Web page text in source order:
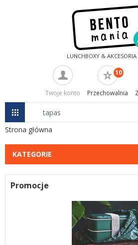
LUNCHBOXY &
Twoje konto
10
Przechowalnia
Strona główna
KATEGORIE
Promocje